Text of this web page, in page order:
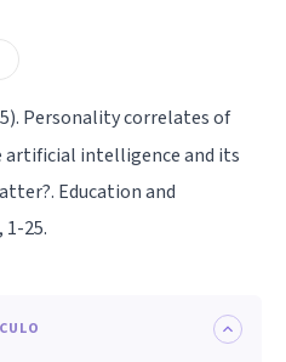
Personality correlates of
artificial intelligence and its
Education and
25.